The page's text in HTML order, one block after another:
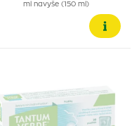
ml navyše (150 ml)